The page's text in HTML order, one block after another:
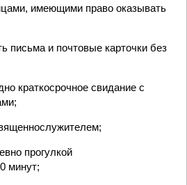
имеющими право оказывать
письма и почтовые карточки без
краткосрочное свидание с
прогулкой
минут;